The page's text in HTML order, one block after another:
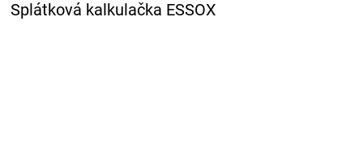
Splátková kalkulačka ESSOX